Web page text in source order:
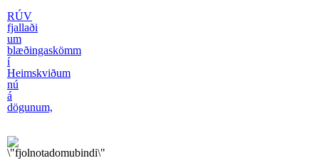
RÚV
fjallaði
um
blæðingaskömm
í
Heimskviðum
nú
á
dögunum,